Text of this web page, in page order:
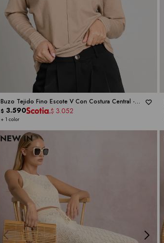
Buzo Tejido Fino Escote V Con Costura Central -
ALLIE ROSE
+ 1 color
$ 3.590 $ 3.052